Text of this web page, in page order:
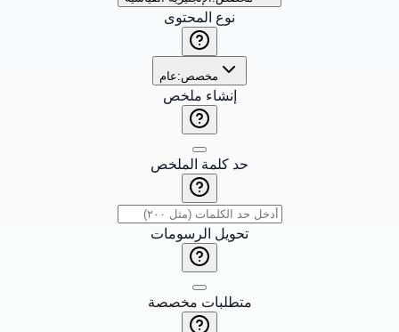
نوع المحتوى
مخصص:عام
إنشاء ملخص
حد كلمة الملخص
تحويل الرسومات
متطلبات مخصصة